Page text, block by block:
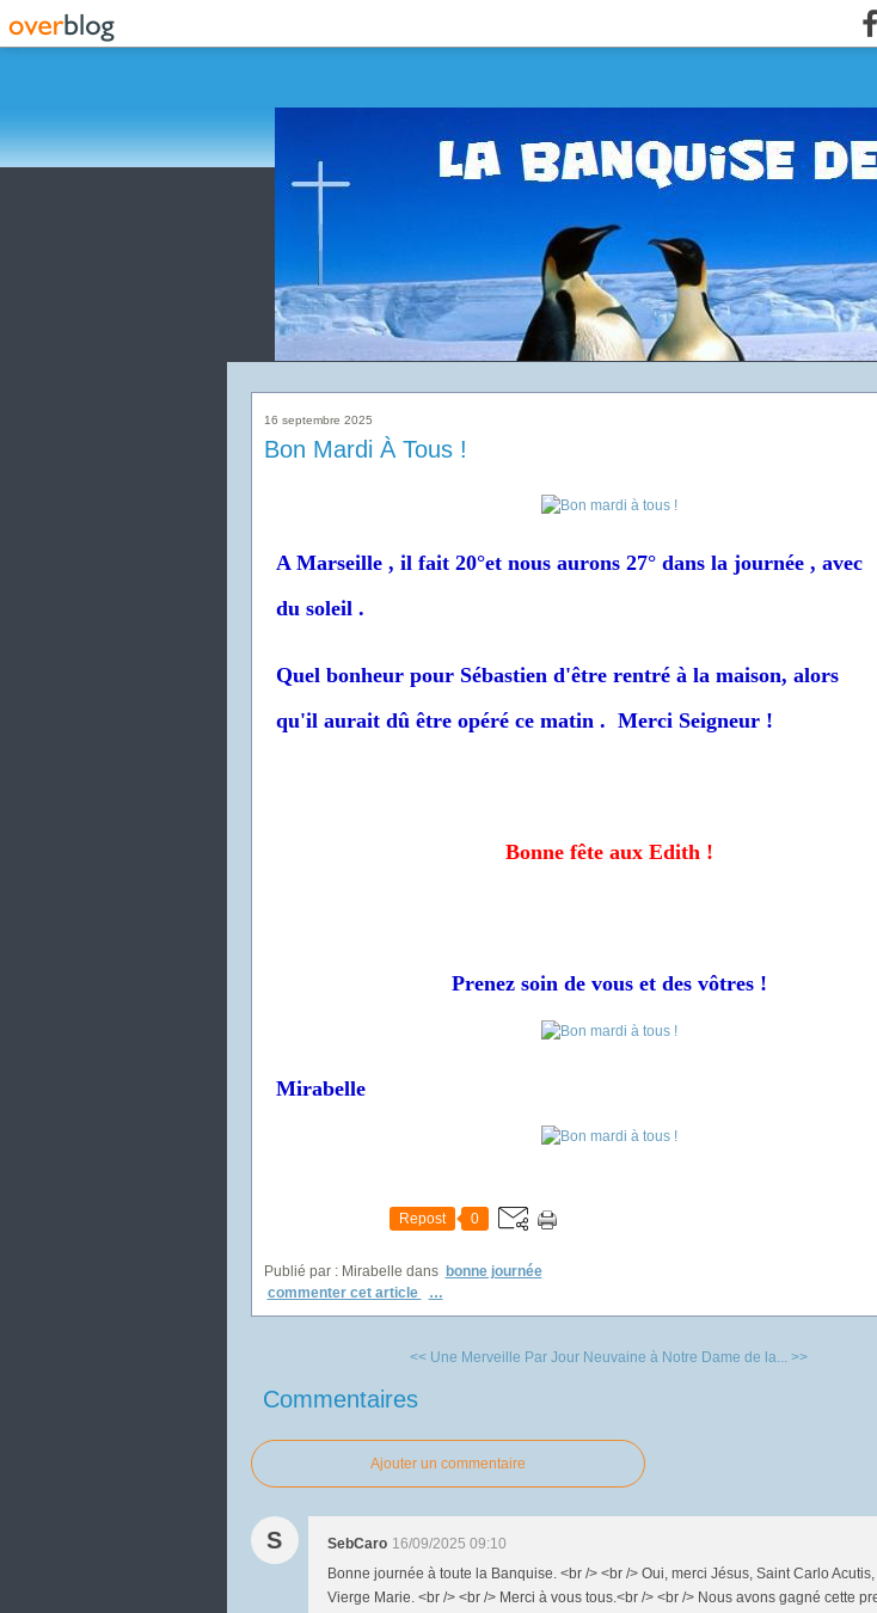
16 septembre 2025
Bon Mardi À Tous !
A Marseille , il fait 20°et nous aurons 27° dans la journée , avec
du soleil .
Quel bonheur pour Sébastien d'être rentré à la maison, alors
qu'il aurait dû être opéré ce matin . Merci Seigneur !
Bonne fête aux Edith !
Prenez soin de vous et des vôtres !
Mirabelle
Repost 0
Publié par : Mirabelle dans bonne journée
commenter cet article
…
<< Une Merveille Par Jour Neuvaine à Notre Dame de la... >>
Commentaires
Ajouter un commentaire
S SebCaro 16/09/2025 09:10
Bonne journée à toute la Banquise. <br /> <br /> Oui, merci Jésus, Saint Carlo
Vierge Marie. <br /> <br /> Merci à vous tous.<br /> <br /> Nous avons gagné cette